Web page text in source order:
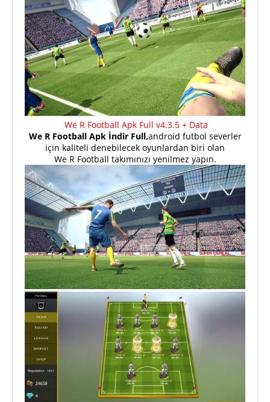
We R Football Apk Full v4.3.5 + Data
We R Football Apk İndir Full,android futbol severler
için kaliteli denebilecek oyunlardan biri olan
We R Football takımınızı yenilmez yapın.